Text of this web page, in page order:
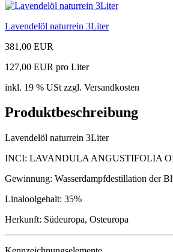
Lavendelöl naturrein 3Liter
381,00 EUR
127,00 EUR pro Liter
inkl. 19 % USt zzgl. Versandkosten
Produktbeschreibung
Lavendelöl naturrein 3Liter
INCI: LAVANDULA ANGUSTIFOLIA
Gewinnung: Wasserdampfdestillation der
Linaloolgehalt: 35%
Herkunft: Südeuropa, Osteuropa